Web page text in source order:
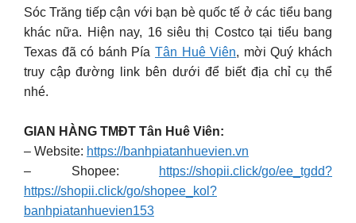
Sóc Trăng tiếp cận với bạn bè quốc tế ở các tiểu bang
khác nữa. Hiện nay, 16 siêu thị Costco tại tiểu bang
Texas đã có bánh Pía Tân Huê Viên, mời Quý khách
truy cập đường link bên dưới để biết địa chỉ cụ thể
nhé.
GIAN HÀNG TMĐT Tân Huê Viên:
– Website: https://banhpiatanhuevien.vn
– Shopee:
https://shopii.click/go/ee_tgdd?
https://shopii.click/go/shopee_kol?
banhpiatanhuevien153